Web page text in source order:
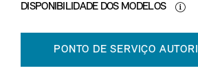
DISPONIBILIDADE DOS MODELOS
PONTO DE SERVIÇO